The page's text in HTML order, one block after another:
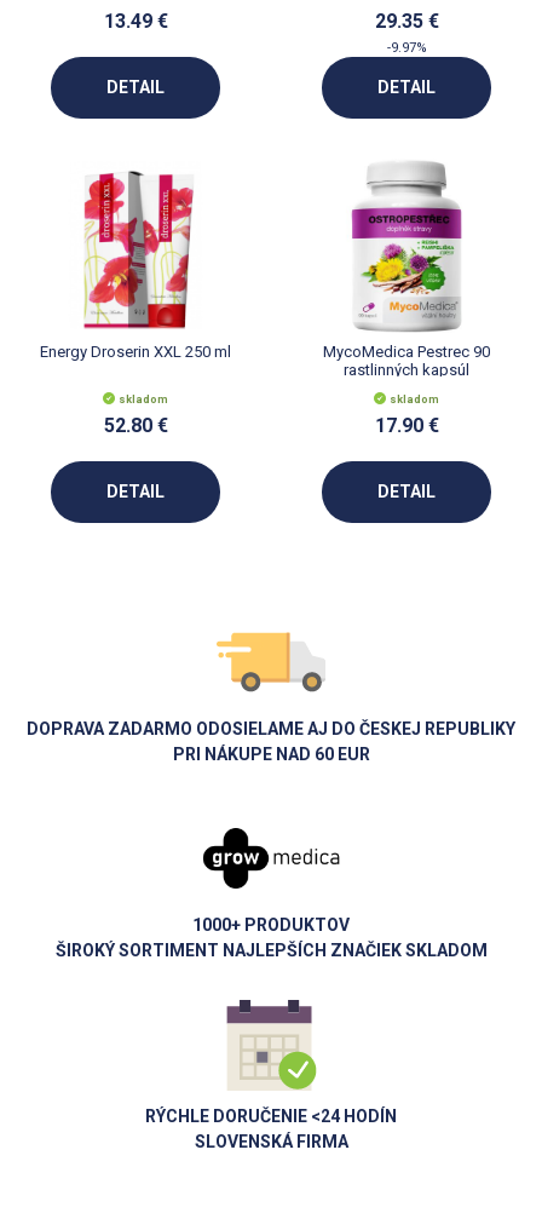
13.49 €
DETAIL
29.35 €
-9.97%
DETAIL
Energy Droserin XXL 250 ml
skladom
52.80 €
DETAIL
MycoMedica Pestrec 90
rastlinných kapsúl
skladom
17.90 €
DETAIL
DOPRAVA ZADARMO ODOSIELAME AJ DO ČESKEJ REPUBLIKY
PRI NÁKUPE NAD 60 EUR
1000+ PRODUKTOV
ŠIROKÝ SORTIMENT NAJLEPŠÍCH ZNAČIEK SKLADOM
RÝCHLE DORUČENIE <24 HODÍN
SLOVENSKÁ FIRMA